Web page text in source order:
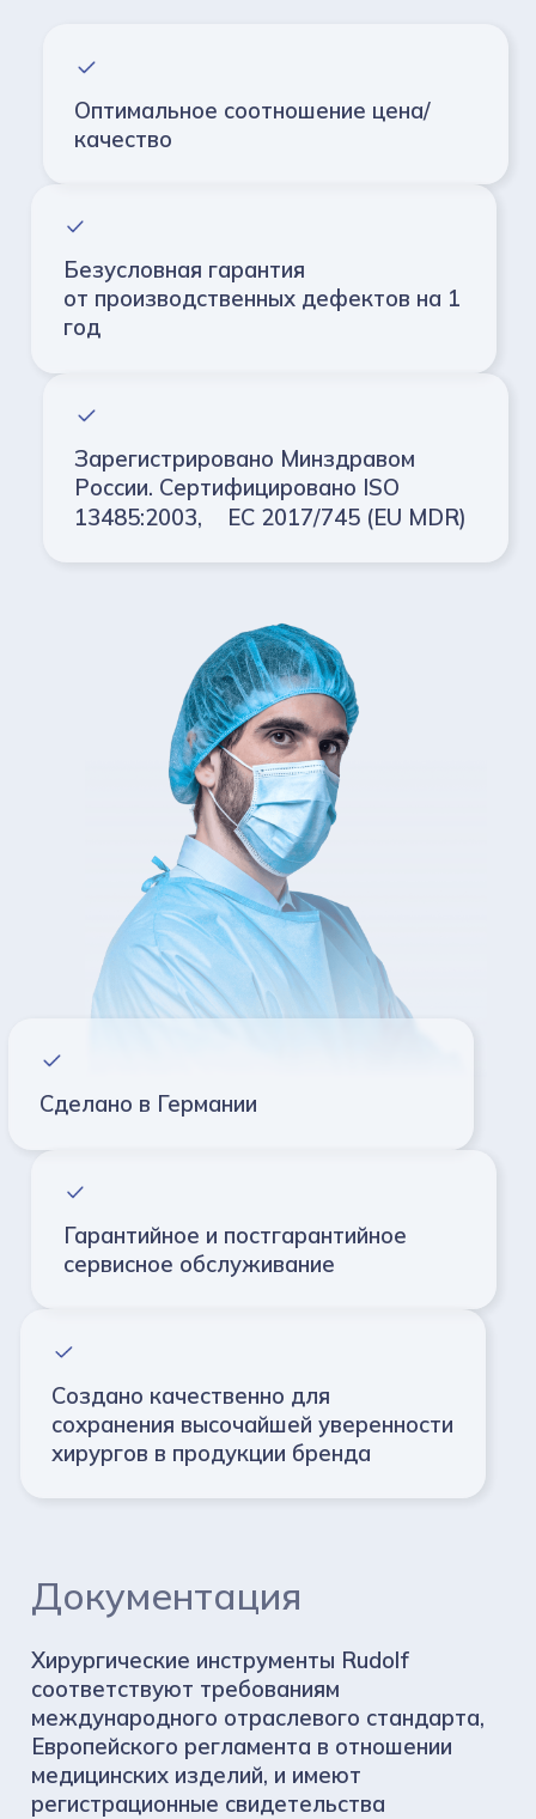
Оптимальное соотношение цена/
качество
Безусловная гарантия
от производственных дефектов на 1
год
Зарегистрировано Минздравом
России. Сертифицировано ISO
13485:2003,
EC 2017/745 (EU MDR)
Сделано в Германии
Гарантийное и постгарантийное
сервисное обслуживание
Создано качественно для
сохранения высочайшей уверенности
хирургов в продукции бренда
Документация
Хирургические инструменты Rudolf
соответствуют требованиям
международного отраслевого стандарта,
Европейского регламента в отношении
медицинских изделий, и имеют
регистрационные свидетельства